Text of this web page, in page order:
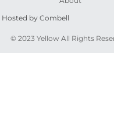
Hosted by Combell
© 2023 Yellow All Rights